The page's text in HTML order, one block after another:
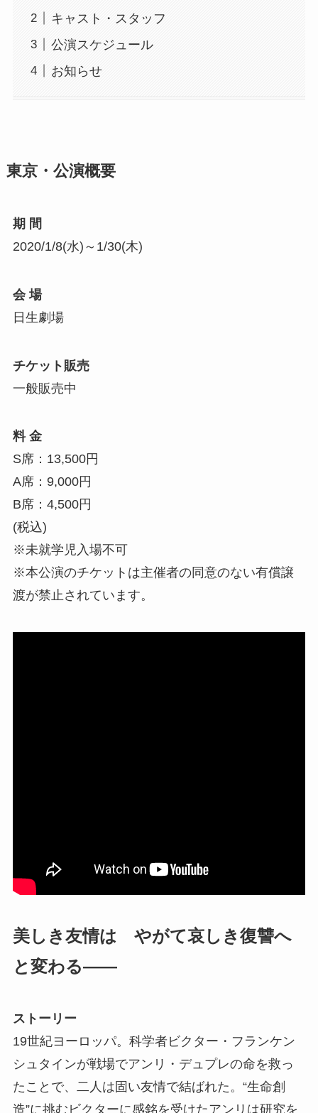
キャスト・スタッフ
公演スケジュール
お知らせ
東京・公演概要
期 間
2020/1/8(水)～1/30(木)
会 場
日生劇場
チケット販売
一般販売中
料 金
S席：13,500円
A席：9,000円
B席：4,500円
(税込)
※未就学児入場不可
※本公演のチケットは主催者の同意のない有償譲
渡が禁止されています。
美しき友情は やがて哀しき復讐へ
と変わる――
ストーリー
19世紀ヨーロッパ。科学者ビクター・フランケン
シュタインが戦場でアンリ・デュプレの命を救っ
たことで、二人は固い友情で結ばれた。“生命創
造”に挑むビクターに感銘を受けたアンリは研究を